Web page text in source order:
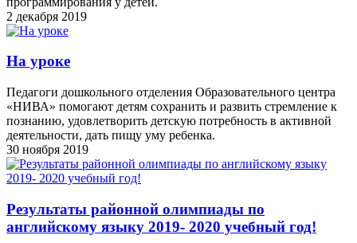
2 декабря 2019
На уроке
Педагоги дошкольного отделения Образовательного центра
«НИВА» помогают детям сохранить и развить стремление к
познанию, удовлетворить детскую потребность в активной
деятельности, дать пищу уму ребенка.
30 ноября 2019
Результаты районной олимпиады по
английскому языку 2019- 2020 учебный год!